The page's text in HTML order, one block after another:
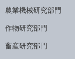
農業機械研究部門
作物研究部門
畜産研究部門